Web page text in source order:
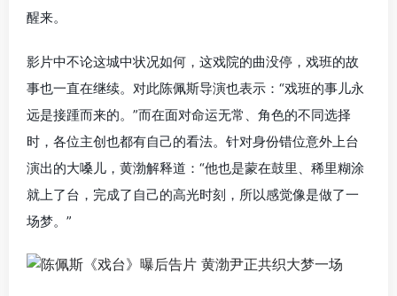
醒来。
影片中不论这城中状况如何，这戏院的曲没停，戏班的故
事也一直在继续。对此陈佩斯导演也表示：“戏班的事儿永
远是接踵而来的。”而在面对命运无常、角色的不同选择
时，各位主创也都有自己的看法。针对身份错位意外上台
演出的大嗓儿，黄渤解释道：“他也是蒙在鼓里、稀里糊涂
就上了台，完成了自己的高光时刻，所以感觉像是做了一
场梦。”